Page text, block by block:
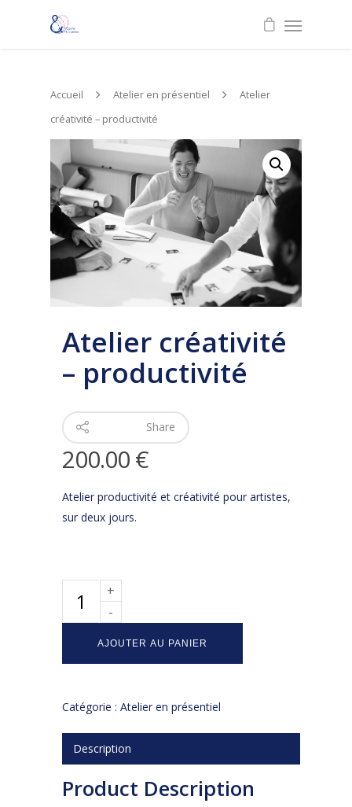
Accueil Atelier en présentiel
Atelier
créativité – productivité
Atelier créativité
– productivité
Share
200.00€
Atelier productivité et créativité pour artistes,
sur deux jours.
AJOUTER AU PANIER
Catégorie : Atelier en présentiel
Description
Product Description